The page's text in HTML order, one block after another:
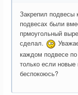
Закрепил подвесы
подвесах были
прмоугольный
сделал.
каждом подвесе
только если
беспокоюсь?